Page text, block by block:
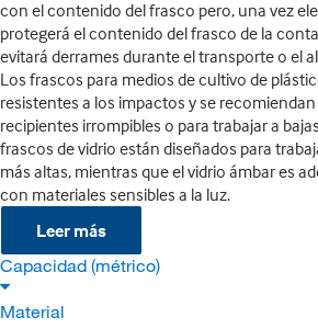
con el contenido del frasco pero, una vez
protegerá el contenido del frasco de la
evitará derrames durante el transporte o el
Los frascos para medios de cultivo de
resistentes a los impactos y se
recipientes irrompibles o para trabajar a
frascos de vidrio están diseñados para
más altas, mientras que el vidrio ámbar es
con materiales sensibles a la luz.
Leer más
Capacidad (métrico)
Material